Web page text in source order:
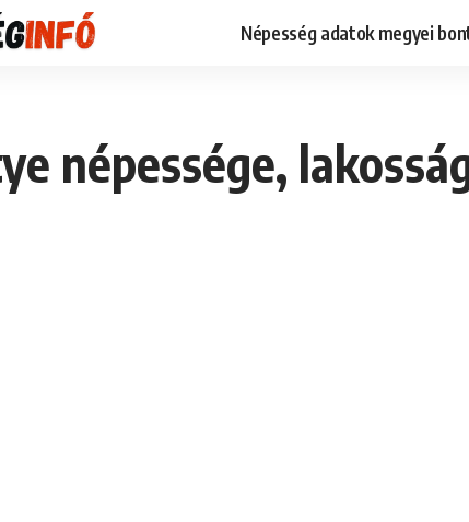
Népesség adatok megyei
népessége,